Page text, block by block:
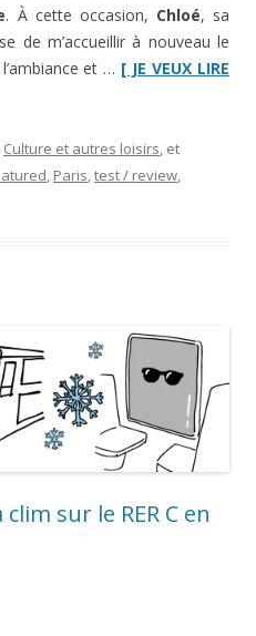
. À cette occasion, Chloé, sa
de m’accueillir à nouveau le
et … [ JE VEUX LIRE
Culture et autres loisirs, et
, Paris,test / review,
sur le RER C en